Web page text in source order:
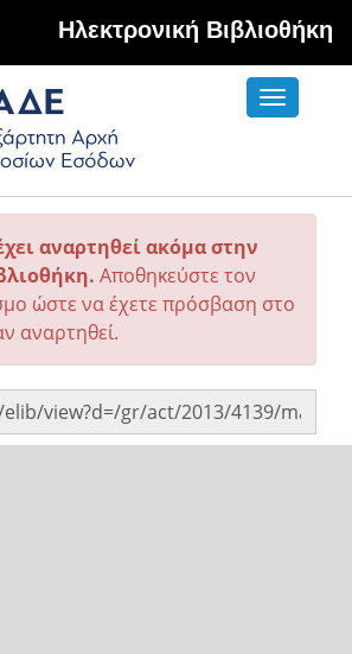
Hλεκτρονική Βιβλιοθήκη
Toggle
αναρτηθεί ακόμα στην
Αποθηκεύστε τον
ώστε να έχετε πρόσβαση στο
αναρτηθεί.